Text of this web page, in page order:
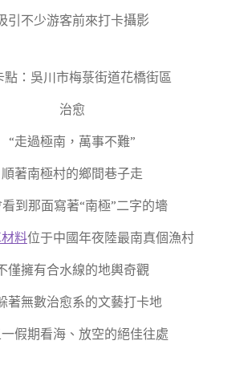
引不少游客前來打卡攝影
點：吳川市梅菉街道花橋街區
治愈
“走過極南，萬事不難”
順著南極村的鄉間巷子走
到那面寫著“南極”二字的墻
料位于中國年夜陸最南真個漁村
僅擁有合水線的地輿奇觀
著無數治愈系的文藝打卡地
假期看海、放空的絕佳往處